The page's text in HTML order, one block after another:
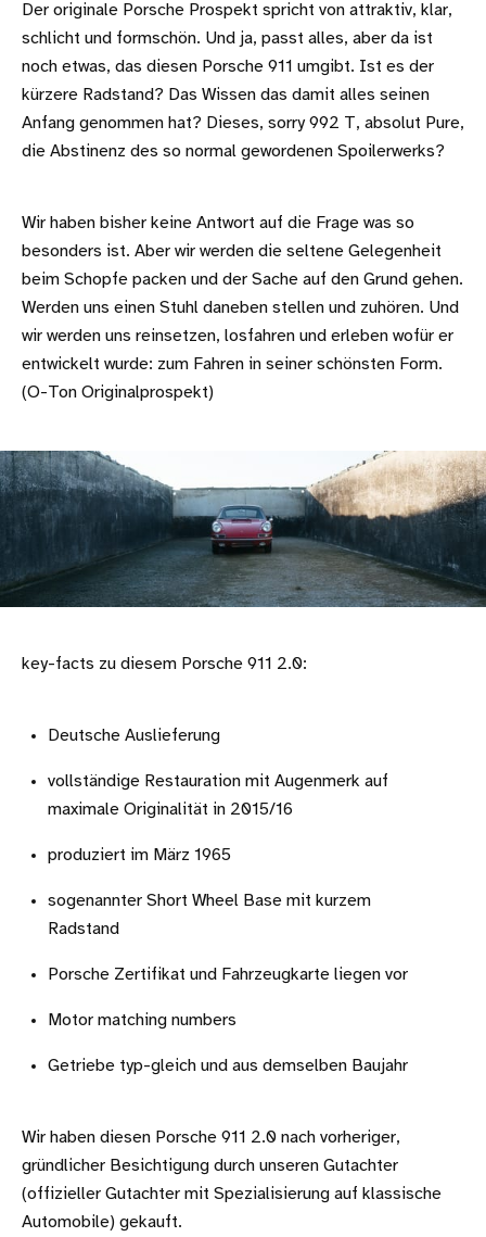
Der originale Porsche Prospekt spricht von attraktiv, klar,
schlicht und formschön. Und ja, passt alles, aber da ist
noch etwas, das diesen Porsche 911 umgibt. Ist es der
kürzere Radstand? Das Wissen das damit alles seinen
Anfang genommen hat? Dieses, sorry 992 T, absolut Pure,
die Abstinenz des so normal gewordenen Spoilerwerks?
Wir haben bisher keine Antwort auf die Frage was so
besonders ist. Aber wir werden die seltene Gelegenheit
beim Schopfe packen und der Sache auf den Grund gehen.
Werden uns einen Stuhl daneben stellen und zuhören. Und
wir werden uns reinsetzen, losfahren und erleben wofür er
entwickelt wurde: zum Fahren in seiner schönsten Form.
(O-Ton Originalprospekt)
key-facts zu diesem Porsche 911 2.0:
Deutsche Auslieferung
vollständige Restauration mit Augenmerk auf
maximale Originalität in 2015/16
produziert im März 1965
sogenannter Short Wheel Base mit kurzem
Radstand
Porsche Zertifikat und Fahrzeugkarte liegen vor
Motor matching numbers
Getriebe typ-gleich und aus demselben Baujahr
Wir haben diesen Porsche 911 2.0 nach vorheriger,
gründlicher Besichtigung durch unseren Gutachter
(offizieller Gutachter mit Spezialisierung auf klassische
Automobile) gekauft.